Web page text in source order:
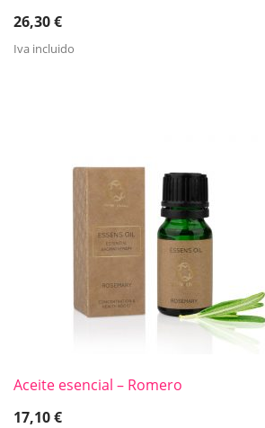
26,30€
Iva incluido
Aceite esencial – Romero
17,10€